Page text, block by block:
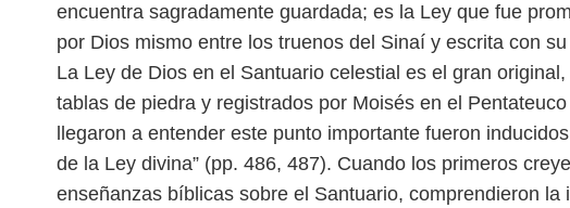
encuentra sagradamente guardada; es la Ley que fue
por Dios mismo entre los truenos del Sinaí y escrita con
La Ley de Dios en el Santuario celestial es el gran original,
tablas de piedra y registrados por Moisés en el
llegaron a entender este punto importante fueron
de la Ley divina” (pp. 486, 487). Cuando los primeros
enseñanzas bíblicas sobre el Santuario, comprendieron la